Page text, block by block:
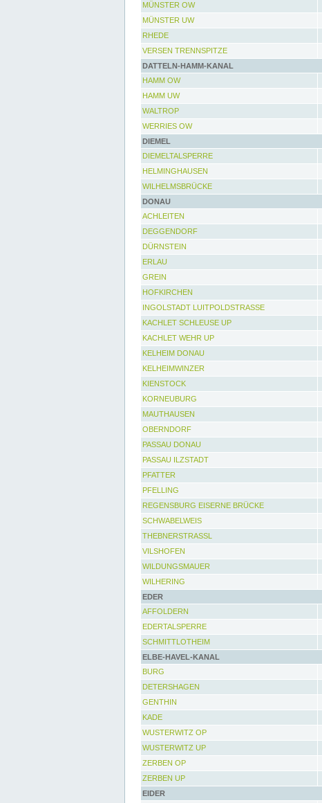
MÜNSTER OW
MÜNSTER UW
RHEDE
VERSEN TRENNSPITZE
DATTELN-HAMM-KANAL
HAMM OW
HAMM UW
WALTROP
WERRIES OW
DIEMEL
DIEMELTALSPERRE
HELMINGHAUSEN
WILHELMSBRÜCKE
DONAU
ACHLEITEN
DEGGENDORF
DÜRNSTEIN
ERLAU
GREIN
HOFKIRCHEN
INGOLSTADT LUITPOLDSTRASSE
KACHLET SCHLEUSE UP
KACHLET WEHR UP
KELHEIM DONAU
KELHEIMWINZER
KIENSTOCK
KORNEUBURG
MAUTHAUSEN
OBERNDORF
PASSAU DONAU
PASSAU ILZSTADT
PFATTER
PFELLING
REGENSBURG EISERNE BRÜCKE
SCHWABELWEIS
THEBNERSTRASSL
VILSHOFEN
WILDUNGSMAUER
WILHERING
EDER
AFFOLDERN
EDERTALSPERRE
SCHMITTLOTHEIM
ELBE-HAVEL-KANAL
BURG
DETERSHAGEN
GENTHIN
KADE
WUSTERWITZ OP
WUSTERWITZ UP
ZERBEN OP
ZERBEN UP
EIDER